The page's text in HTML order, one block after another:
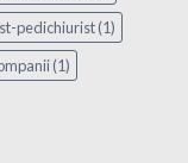
pedichiurist(1)
(1)